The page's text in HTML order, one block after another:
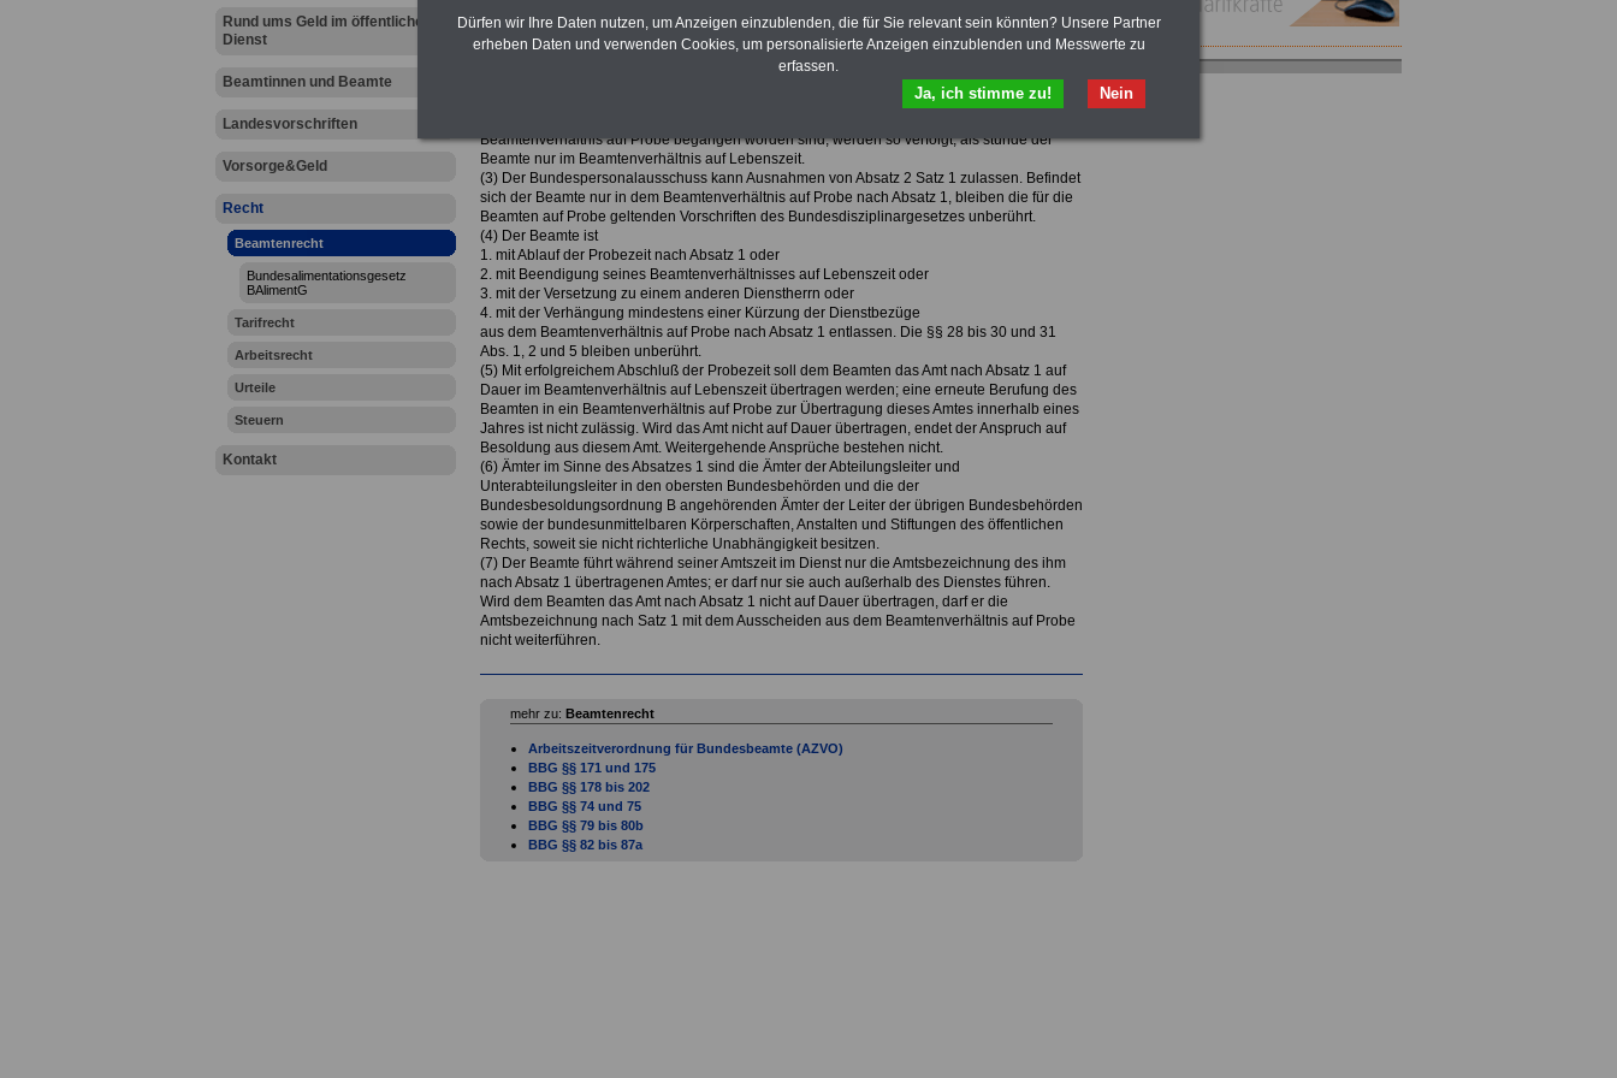
Rund ums Geld im öffentlichen
Dienst
Beamtinnen und Beamte
Landesvorschriften
Vorsorge&Geld
Recht
Beamtenrecht
Bundesalimentationsgesetz
BAlimentG
Tarifrecht
Arbeitsrecht
Urteile
Steuern
Kontakt
2. in dieses Amt auch als Beamter auf Lebenszeit berufen werden könnte.
Vom Tage der Ernennung ruhen für die Dauer der Probezeit die Rechte und Pflichten aus
dem Amt, das dem Beamten zuletzt im Beamtenverhältnis auf Lebenszeit übertragen worden
ist, mit Ausnahme der Pflicht zur Amtsverschwiegenheit und des Verbotes der Annahme von
Belohnungen und Geschenken; das Beamtenverhältnis auf Lebenszeit besteht fort.
Beamtenverhältnis auf Probe begangen worden sind, werden so verfolgt, als stünde der
Beamte nur im Beamtenverhältnis auf Lebenszeit.
(3) Der Bundespersonalausschuss kann Ausnahmen von Absatz 2 Satz 1 zulassen. Befindet
sich der Beamte nur in dem Beamtenverhältnis auf Probe nach Absatz 1, bleiben die für die
Beamten auf Probe geltenden Vorschriften des Bundesdisziplinargesetzes unberührt.
(4) Der Beamte ist
1. mit Ablauf der Probezeit nach Absatz 1 oder
2. mit Beendigung seines Beamtenverhältnisses auf Lebenszeit oder
3. mit der Versetzung zu einem anderen Dienstherrn oder
4. mit der Verhängung mindestens einer Kürzung der Dienstbezüge
aus dem Beamtenverhältnis auf Probe nach Absatz 1 entlassen. Die §§ 28 bis 30 und 31
Abs. 1, 2 und 5 bleiben unberührt.
(5) Mit erfolgreichem Abschluß der Probezeit soll dem Beamten das Amt nach Absatz 1 auf
Dauer im Beamtenverhältnis auf Lebenszeit übertragen werden; eine erneute Berufung des
Beamten in ein Beamtenverhältnis auf Probe zur Übertragung dieses Amtes innerhalb eines
Jahres ist nicht zulässig. Wird das Amt nicht auf Dauer übertragen, endet der Anspruch auf
Besoldung aus diesem Amt. Weitergehende Ansprüche bestehen nicht.
(6) Ämter im Sinne des Absatzes 1 sind die Ämter der Abteilungsleiter und
Unterabteilungsleiter in den obersten Bundesbehörden und die der
Bundesbesoldungsordnung B angehörenden Ämter der Leiter der übrigen Bundesbehörden
sowie der bundesunmittelbaren Körperschaften, Anstalten und Stiftungen des öffentlichen
Rechts, soweit sie nicht richterliche Unabhängigkeit besitzen.
(7) Der Beamte führt während seiner Amtszeit im Dienst nur die Amtsbezeichnung des ihm
nach Absatz 1 übertragenen Amtes; er darf nur sie auch außerhalb des Dienstes führen.
Wird dem Beamten das Amt nach Absatz 1 nicht auf Dauer übertragen, darf er die
Amtsbezeichnung nach Satz 1 mit dem Ausscheiden aus dem Beamtenverhältnis auf Probe
nicht weiterführen.
mehr zu: Beamtenrecht
Arbeitszeitverordnung für Bundesbeamte (AZVO)
BBG §§ 171 und 175
BBG §§ 178 bis 202
BBG §§ 74 und 75
BBG §§ 79 bis 80b
BBG §§ 82 bis 87a
ACHTUNGNebentätigkeitsrecht:
Dürfen wir Ihre Daten nutzen, um Anzeigen einzublenden, die für Sie relevant sein könnten? Unsere Partner
erheben Daten und verwenden Cookies, um personalisierte Anzeigen einzublenden und Messwerte zu
erfassen.
Nein
Ja, ich stimme zu!